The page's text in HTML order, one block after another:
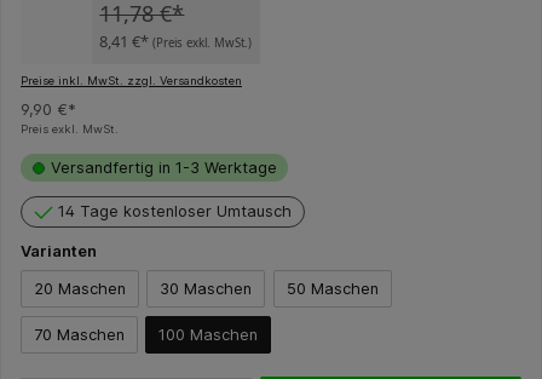
11,78 €*
8,41 €*(Preis exkl. MwSt.)
Preise inkl. MwSt. zzgl. Versandkosten
9,90 €*
Preis exkl. MwSt.
Versandfertig in 1-3 Werktage
14 Tage kostenloser Umtausch
Varianten
20 Maschen 30 Maschen 50 Maschen
70 Maschen 100 Maschen